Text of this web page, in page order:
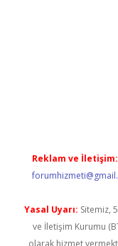
Reklam ve İletişim:
Yasal Uyarı: Sitemiz,
ve İletişim Kurumu
olarak hizmet